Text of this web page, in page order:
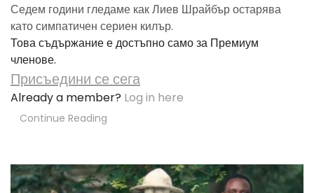
Седем години гледаме как Лиев Шрайбър остарява
като симпатичен сериен килър.
Това съдържание е достъпно само за Премиум
членове.
Присъедини се сега
Already a member? Log in here
Continue Reading